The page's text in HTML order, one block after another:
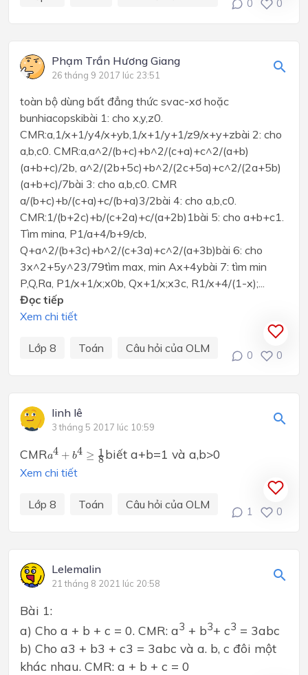
0 0
Phạm Trần Hương Giang
26 tháng 9 2017 lúc 23:51
toàn bộ dùng bất đẳng thức svac-xơ hoặc
bunhiacopskibài 1: cho x,y,z0.
CMR:a,1/x+1/y4/x+yb,1/x+1/y+1/z9/x+y+zbài 2: cho
a,b,c0. CMR:a,a^2/(b+c)+b^2/(c+a)+c^2/(a+b)
(a+b+c)/2b, a^2/(2b+5c)+b^2/(2c+5a)+c^2/(2a+5b)
(a+b+c)/7bài 3: cho a,b,c0. CMR
a/(b+c)+b/(c+a)+c/(b+a)3/2bài 4: cho a,b,c0.
CMR:1/(b+2c)+b/(c+2a)+c/(a+2b)1bài 5: cho a+b+c1.
Tìm mina, P1/a+4/b+9/cb,
Q+a^2/(b+3c)+b^2/(c+3a)+c^2/(a+3b)bài 6: cho
3x^2+5y^23/79tìm max, min Ax+4ybài 7: tìm min
P,Q,Ra, P1/x+1/x;x0b, Qx+1/x;x3c, R1/x+4/(1-x);...
Đọc tiếp
Xem chi tiết
Lớp 8 Toán Câu hỏi của OLM
0 0
linh lê
3 tháng 5 2017 lúc 10:59
CMRa4 + b4 ≥ 1
8
4 4≥ 8 biết a+b=1 và a,b>0
Xem chi tiết
Lớp 8 Toán Câu hỏi của OLM
1 0
Lelemalin
21 tháng 8 2021 lúc 20:58
Bài 1:
a) Cho a + b + c = 0. CMR: a3 + b3+ c3 = 3abc
b) Cho a3 + b3 + c3 = 3abc và a. b, c đôi một
khác nhau. CMR: a + b + c = 0